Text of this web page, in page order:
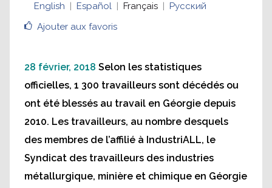
Ajouter aux favoris
English
Español Français Русский
28 février, 2018 Selon les statistiques
officielles, 1 300 travailleurs sont décédés ou
ont été blessés au travail en Géorgie depuis
2010. Les travailleurs, au nombre desquels
des membres de l’affilié à IndustriALL, le
Syndicat des travailleurs des industries
métallurgique, minière et chimique en Géorgie